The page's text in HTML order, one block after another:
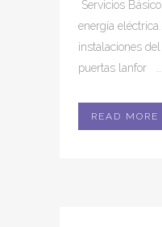
Servicios
energía
instalaciones
puertas lanfor ...
READ MORE